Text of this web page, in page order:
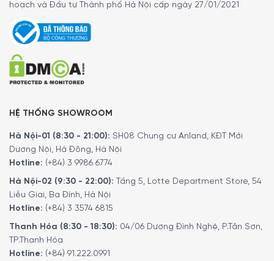
hoạch và Đầu tư Thành phố Hà Nội cấp ngày 27/01/2021
HỆ THỐNG SHOWROOM
Hà Nội-01 (8:30 - 21:00): SH08 Chung cư Anland, KĐT Mới
Dương Nội, Hà Đông, Hà Nội
Hotline: (+84) 3 9986 6774
Hà Nội-02 (9:30 - 22:00): Tầng 5, Lotte Department Store, 54
Liễu Giai, Ba Đình, Hà Nội
Hotline: (+84) 3 3574 6815
Thanh Hóa (8:30 - 18:30): 04/06 Dương Đình Nghệ, P.Tân Sơn,
TP.Thanh Hóa
Hotline: (+84) 91.222.0991